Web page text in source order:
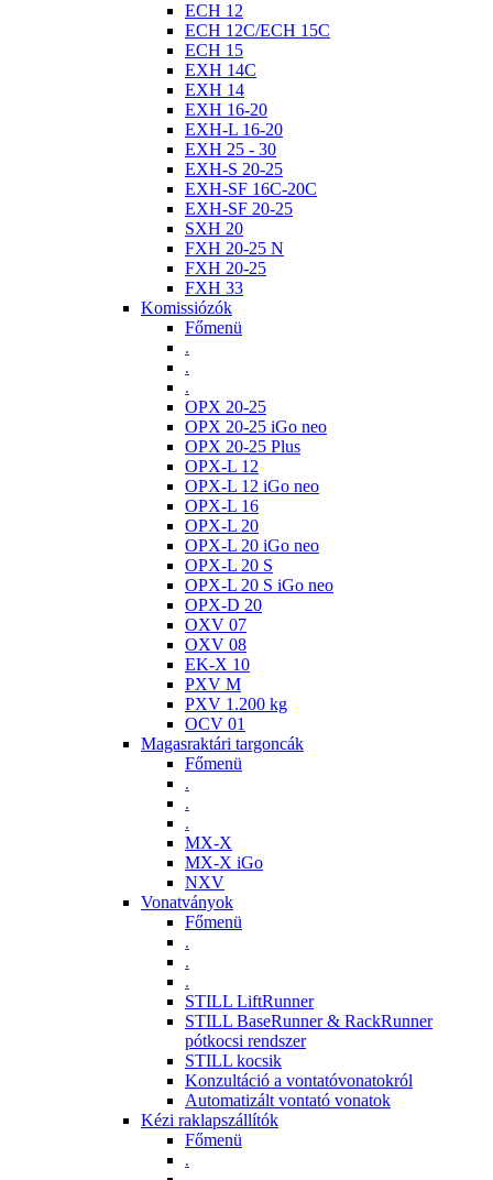
ECH 12
ECH 12C/ECH 15C
ECH 15
EXH 14C
EXH 14
EXH 16-20
EXH-L 16-20
EXH 25 - 30
EXH-S 20-25
EXH-SF 16C-20C
EXH-SF 20-25
SXH 20
FXH 20-25 N
FXH 20-25
FXH 33
Komissiózók
Főmenü
.
.
.
OPX 20-25
OPX 20-25 iGo neo
OPX 20-25 Plus
OPX-L 12
OPX-L 12 iGo neo
OPX-L 16
OPX-L 20
OPX-L 20 iGo neo
OPX-L 20 S
OPX-L 20 S iGo neo
OPX-D 20
OXV 07
OXV 08
EK-X 10
PXV M
PXV 1.200 kg
OCV 01
Magasraktári targoncák
Főmenü
.
.
.
MX-X
MX-X iGo
NXV
Vonatványok
Főmenü
.
.
.
STILL LiftRunner
STILL BaseRunner & RackRunner
pótkocsi rendszer
STILL kocsik
Konzultáció a vontatóvonatokról
Automatizált vontató vonatok
Kézi raklapszállítók
Főmenü
.